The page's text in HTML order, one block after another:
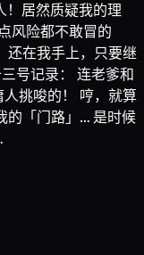
！居然质疑我的理
风险都不敢冒的
还在我手上，只要继
号记录： 连老爹和
挑唆的！ 哼，就算
的「门路」… 是时候